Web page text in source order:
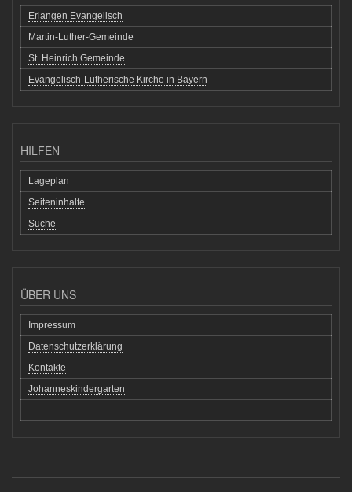
Erlangen Evangelisch
Martin-Luther-Gemeinde
St. Heinrich Gemeinde
Evangelisch-Lutherische Kirche in Bayern
HILFEN
Lageplan
Seiteninhalte
Suche
ÜBER UNS
Impressum
Datenschutzerklärung
Kontakte
Johanneskindergarten